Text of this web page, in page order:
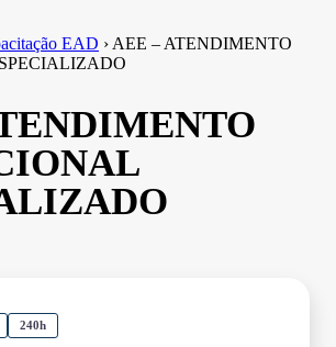
EAD › AEE – ATENDIMENTO
240h